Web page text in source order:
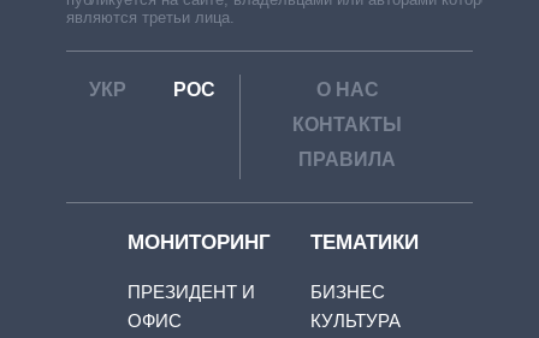
являются третьи лица.
УКР РОС
О НАС
КОНТАКТЫ
ПРАВИЛА
МОНИТОРИНГ
ПРЕЗИДЕНТ И
ОФИС
ТЕМАТИКИ
БИЗНЕС
КУЛЬТУРА